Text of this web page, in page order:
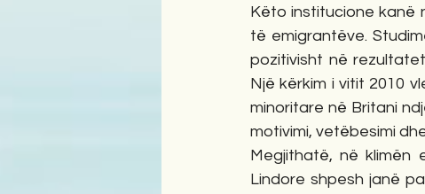
Këto institucione kanë
të emigrantëve.
pozitivisht në
Një kërkim i vitit 2010
minoritare në Britani
motivimi, vetëbesimi
Megjithatë, në klimën
Lindore shpesh janë